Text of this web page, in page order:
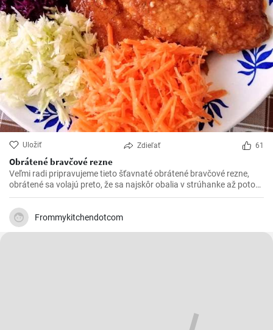
Uložiť Zdieľať 61
Obrátené bravčové rezne
Veľmi radi pripravujeme tieto šťavnaté obrátené bravčové rezne,
obrátené sa volajú preto, že sa najskôr obalia v strúhanke až potom
vo vajíčku. Sú krásne jemné a veľmi šťavnaté. V kombinácii s
čerstvou zeleninou sú výborné.
Frommykitchendotcom